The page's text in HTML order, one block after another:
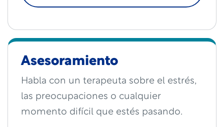
Asesoramiento
Habla con un terapeuta sobre el estrés,
las preocupaciones o cualquier
momento difícil que estés pasando.